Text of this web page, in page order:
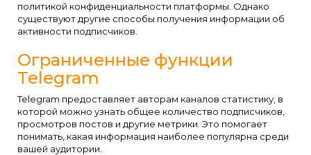
политикой конфиденциальности платформы. Однако
существуют другие способы получения информации об
активности подписчиков.
Ограниченные функции
Telegram
Telegram предоставляет авторам каналов статистику, в
которой можно узнать общее количество подписчиков,
просмотров постов и другие метрики. Это помогает
понимать, какая информация наиболее популярна среди
вашей аудитории.